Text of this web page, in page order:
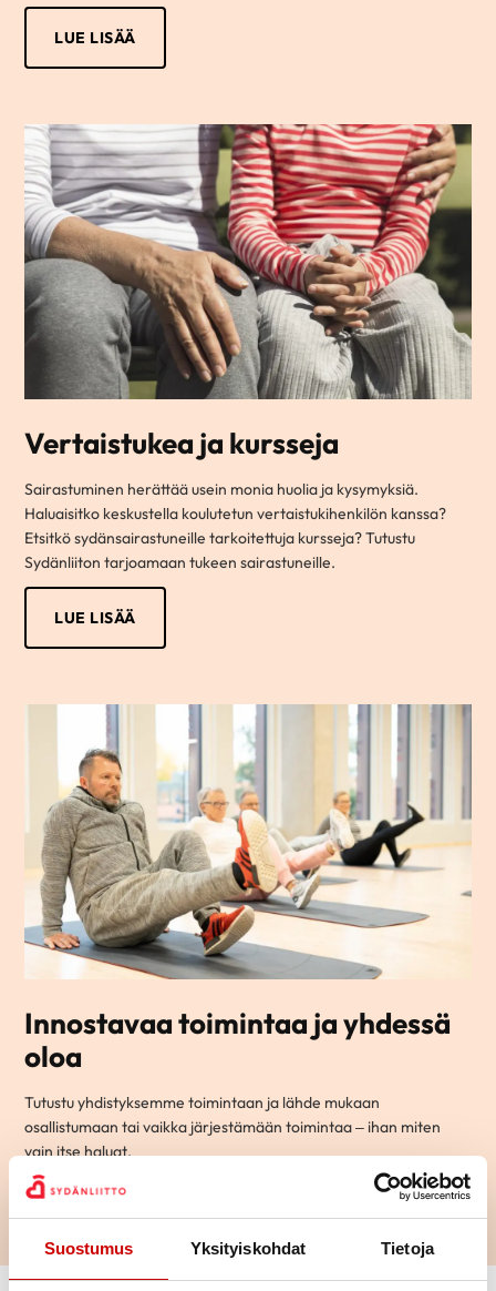
Suostumus Yksityiskohdat Tietoja
LUE LISÄÄ
Vertaistukea ja kursseja
Sairastuminen herättää usein monia huolia ja kysymyksiä.
Haluaisitko keskustella koulutetun vertaistukihenkilön kanssa?
Etsitkö sydänsairastuneille tarkoitettuja kursseja? Tutustu
Sydänliiton tarjoamaan tukeen sairastuneille.
LUE LISÄÄ
Innostavaa toimintaa ja yhdessä
oloa
Tutustu yhdistyksemme toimintaan ja lähde mukaan
osallistumaan tai vaikka järjestämään toimintaa – ihan miten
vain itse haluat.